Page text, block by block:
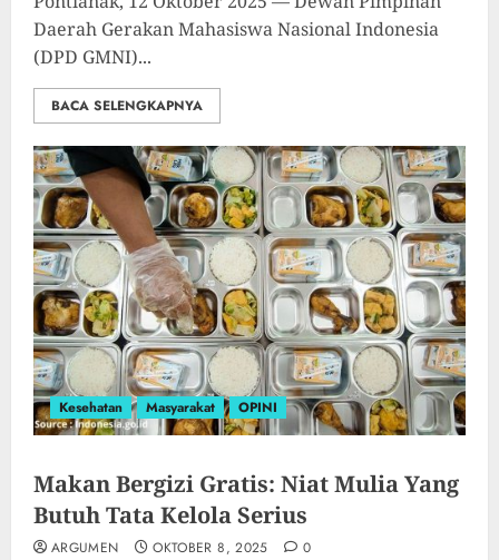
Daerah Gerakan Mahasiswa Nasional Indonesia
(DPD GMNI)...
BACA SELENGKAPNYA
Kesehatan Masyarakat OPINI
Makan Bergizi Gratis: Niat Mulia Yang
Butuh Tata Kelola Serius
ARGUMEN OKTOBER 8, 2025 0